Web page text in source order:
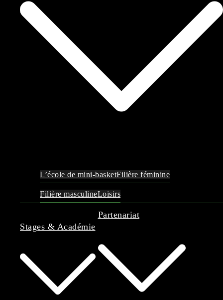
L’école de mini-basketFilière féminine
Filière masculineLoisirs
Stages & Académie
Partenariat